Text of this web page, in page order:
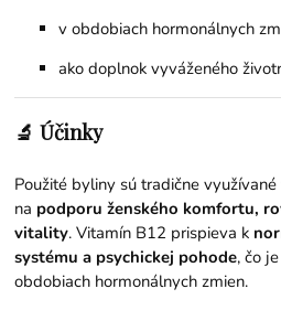
v obdobiach hormonálnych
ako doplnok vyváženého
🔬 Účinky
Použité byliny sú tradične
na podporu ženského komfortu,
vitality. Vitamín B12 prispieva k
systému a psychickej pohode, čo
obdobiach hormonálnych zmien.